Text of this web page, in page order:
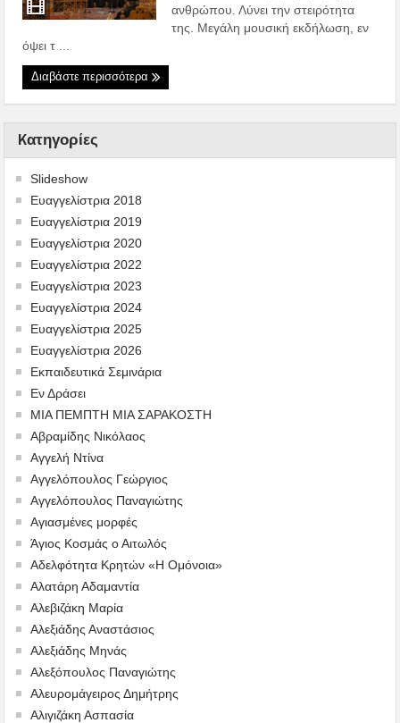
ανθρώπου. Λύνει την στειρότητα
της. Μεγάλη μουσική εκδήλωση, εν
όψει τ ...
Διαβάστε περισσότερα
Kατηγορίες
Slideshow
Ευαγγελίστρια 2018
Ευαγγελίστρια 2019
Ευαγγελίστρια 2020
Ευαγγελίστρια 2022
Ευαγγελίστρια 2023
Ευαγγελίστρια 2024
Ευαγγελίστρια 2025
Ευαγγελίστρια 2026
Εκπαιδευτικά Σεμινάρια
Εν Δράσει
ΜΙΑ ΠΕΜΠΤΗ ΜΙΑ ΣΑΡΑΚΟΣΤΗ
Αβραμίδης Νικόλαος
Αγγελή Ντίνα
Αγγελόπουλος Γεώργιος
Αγγελόπουλος Παναγιώτης
Αγιασμένες μορφές
Άγιος Κοσμάς ο Αιτωλός
Αδελφότητα Κρητών «Η Ομόνοια»
Αλατάρη Αδαμαντία
Αλεβιζάκη Μαρία
Αλεξιάδης Αναστάσιος
Αλεξιάδης Μηνάς
Αλεξόπουλος Παναγιώτης
Αλευρομάγειρος Δημήτρης
Αλιγιζάκη Ασπασία